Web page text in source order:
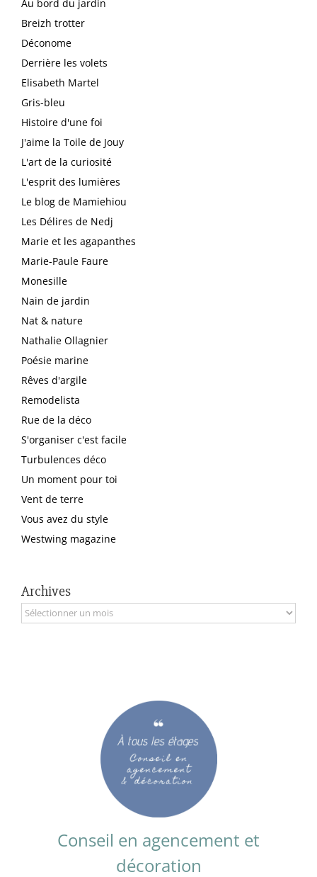
Au bord du jardin
Breizh trotter
Déconome
Derrière les volets
Elisabeth Martel
Gris-bleu
Histoire d'une foi
J'aime la Toile de Jouy
L'art de la curiosité
L'esprit des lumières
Le blog de Mamiehiou
Les Délires de Nedj
Marie et les agapanthes
Marie-Paule Faure
Monesille
Nain de jardin
Nat & nature
Nathalie Ollagnier
Poésie marine
Rêves d'argile
Remodelista
Rue de la déco
S'organiser c'est facile
Turbulences déco
Un moment pour toi
Vent de terre
Vous avez du style
Westwing magazine
Archives
Archives
Conseil en agencement et
décoration